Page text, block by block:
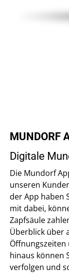
MUNDORF
Digitale
Die Mundorf
unseren
der App haben
mit dabei,
Zapfsäule
Überblick über
hinaus können
verfolgen und